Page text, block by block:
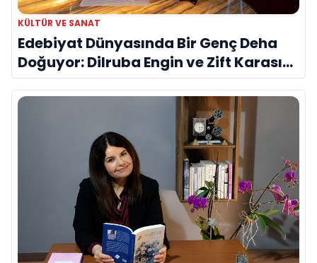
KÜLTÜR VE SANAT
Edebiyat Dünyasında Bir Genç Deha
Doğuyor: Dilruba Engin ve Zift Karası
Evreni ‘AVENOİR’